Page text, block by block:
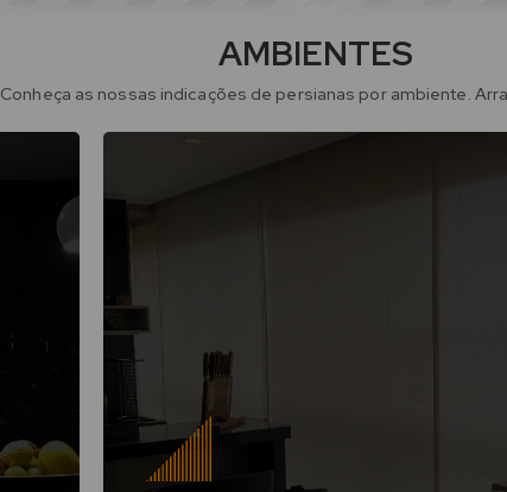
AMBIENTES
Conheça as nossas indicações de persianas por ambiente.